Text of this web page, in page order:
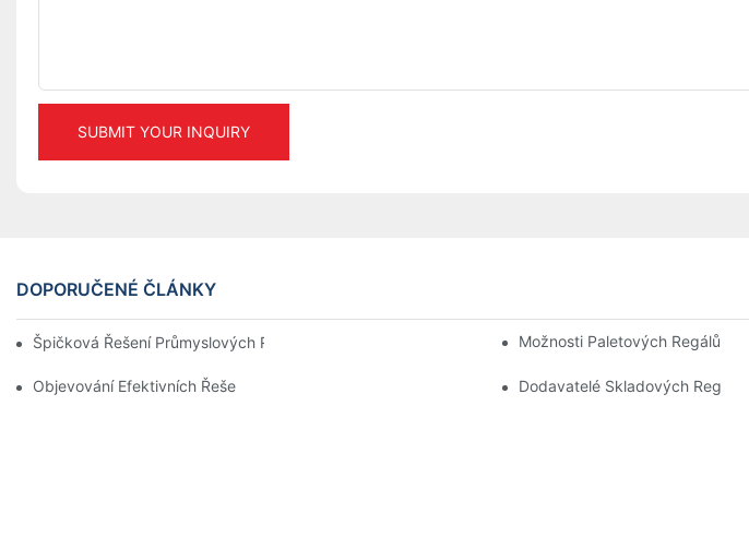
SUBMIT YOUR INQUIRY
DOPORUČENÉ ČLÁNKY
Špičková Řešení Průmyslových Regálů Pro Efektivní Správu Skladu Možnosti Paletových Regálů
Objevování Efektivních Řešení Skladovacích Regálů Pro Každé OdvětvíDodavatelé Skladových Regálů: